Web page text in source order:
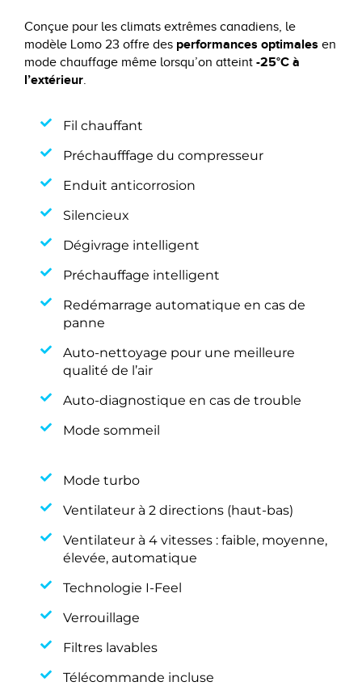
Conçue pour les climats extrêmes canadiens, le
modèle Lomo 23 offre des performances optimales en
mode chauffage même lorsqu’on atteint -25°C à
l’extérieur
Fil chauffant
Préchaufffage du compresseur
Enduit anticorrosion
Silencieux
Dégivrage intelligent
Préchauffage intelligent
Redémarrage automatique en cas de
panne
Auto-nettoyage pour une meilleure
qualité de l’air
Auto-diagnostique en cas de trouble
Mode sommeil
Mode turbo
Ventilateur à 2 directions (haut-bas)
Ventilateur à 4 vitesses : faible, moyenne,
élevée, automatique
Technologie I-Feel
Verrouillage
Filtres lavables
Télécommande incluse